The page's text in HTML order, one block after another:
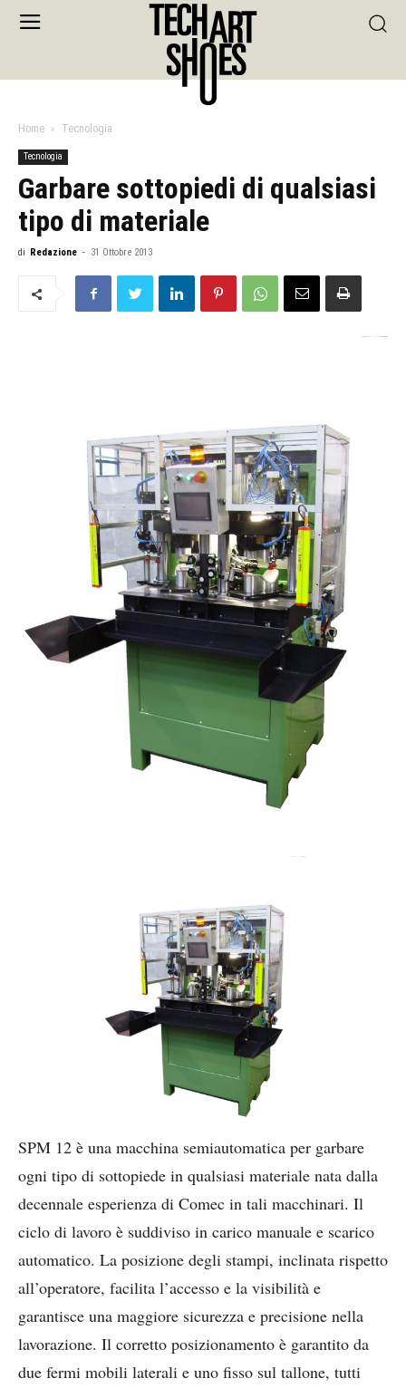
Home Tecnologia
Tecnologia
Garbare sottopiedi di qualsiasi
tipo di materiale
di Redazione - 31 Ottobre 2013
SPM 12 è una macchina semiautomatica per garbare
ogni tipo di sottopiede in qualsiasi materiale nata dalla
decennale esperienza di Comec in tali macchinari. Il
ciclo di lavoro è suddiviso in carico manuale e scarico
automatico. La posizione degli stampi, inclinata rispetto
all’operatore, facilita l’accesso e la visibilità e
garantisce una maggiore sicurezza e precisione nella
lavorazione. Il corretto posizionamento è garantito da
due fermi mobili laterali e uno fisso sul tallone, tutti